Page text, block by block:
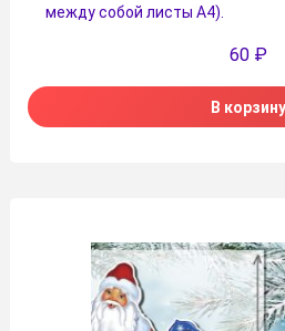
между собой листы А4).
60 ₽
В корзину